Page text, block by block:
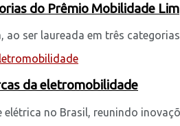
do Prêmio Mobilidade
ser laureada em três categorias
da eletromobilidade
no Brasil, reunindo